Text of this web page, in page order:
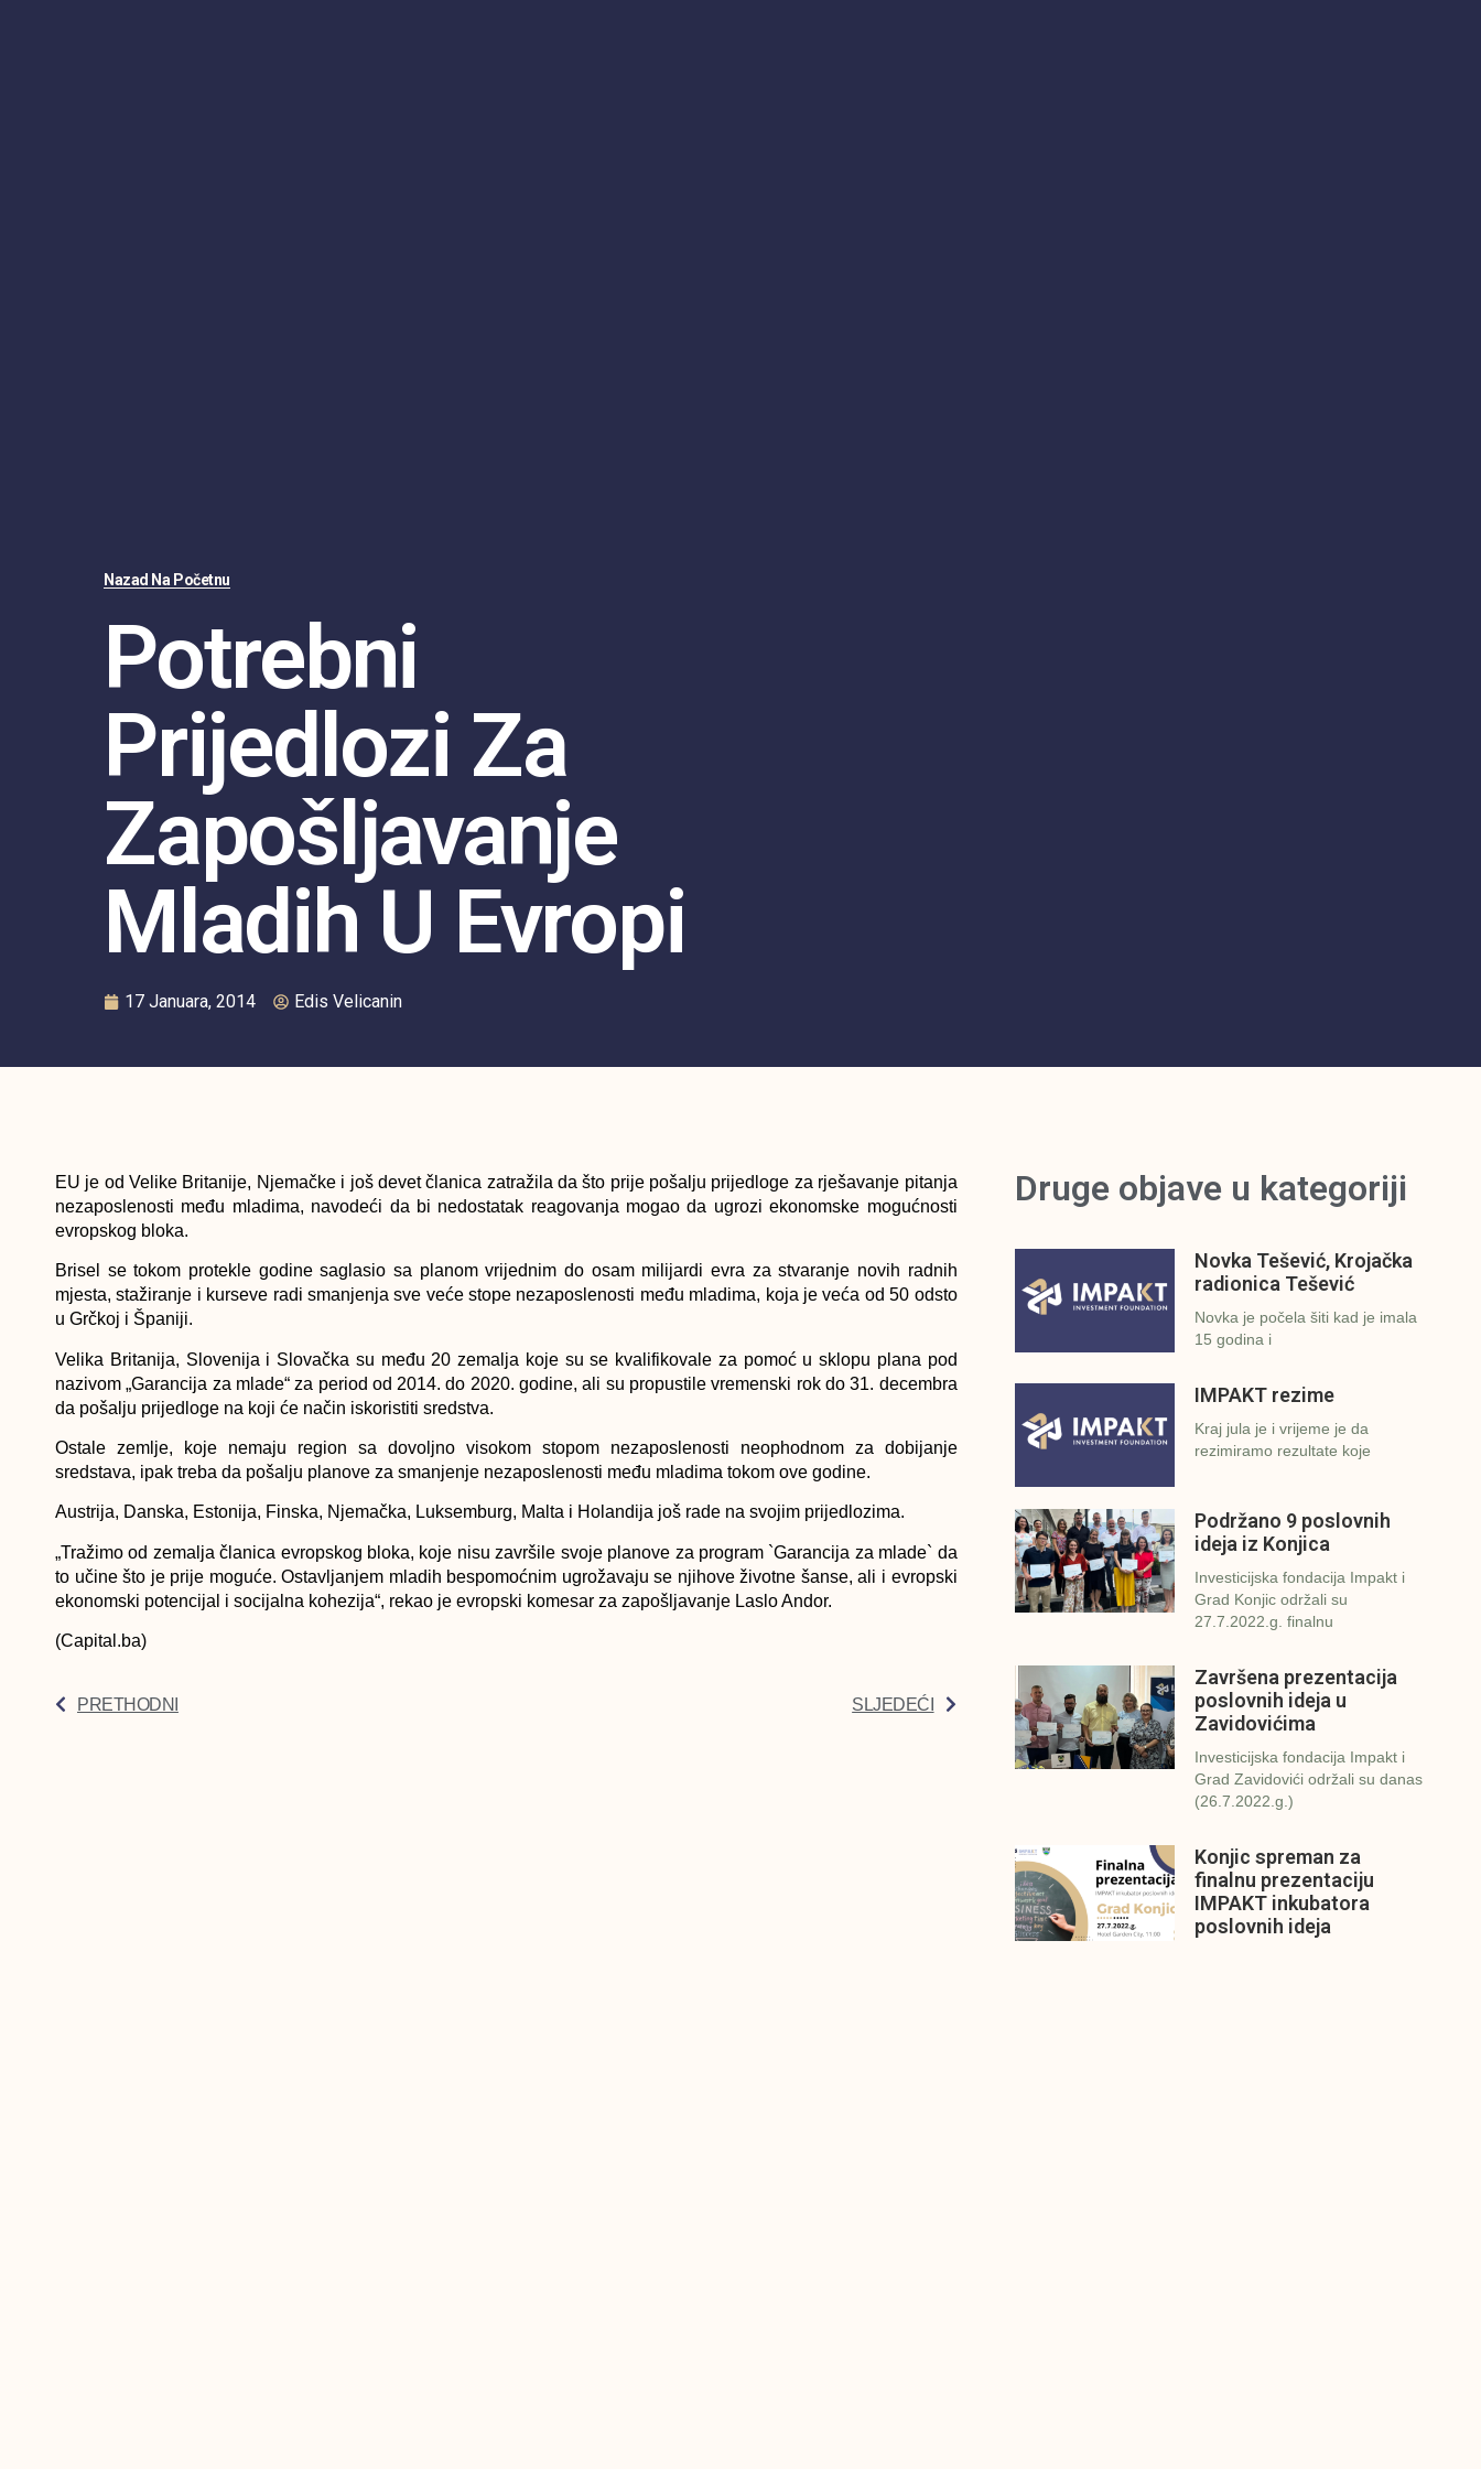
Nazad Na Početnu
Potrebni
Prijedlozi Za
Zapošlјavanje
Mladih U Evropi
17 Januara, 2014 Edis Velicanin
EU je od Velike Britanije, Nјemačke i još devet članica zatražila da što prije pošalјu prijedloge za rješavanje pitanja
nezaposlenosti među mladima, navodeći da bi nedostatak reagovanja mogao da ugrozi ekonomske mogućnosti
evropskog bloka.
Brisel se tokom protekle godine saglasio sa planom vrijednim do osam milijardi evra za stvaranje novih radnih
mjesta, stažiranje i kurseve radi smanjenja sve veće stope nezaposlenosti među mladima, koja je veća od 50 odsto
u Grčkoj i Španiji.
Velika Britanija, Slovenija i Slovačka su među 20 zemalјa koje su se kvalifikovale za pomoć u sklopu plana pod
nazivom „Garancija za mlade“ za period od 2014. do 2020. godine, ali su propustile vremenski rok do 31. decembra
da pošalјu prijedloge na koji će način iskoristiti sredstva.
Ostale zemlјe, koje nemaju region sa dovolјno visokom stopom nezaposlenosti neophodnom za dobijanje
sredstava, ipak treba da pošalјu planove za smanjenje nezaposlenosti među mladima tokom ove godine.
Austrija, Danska, Estonija, Finska, Nјemačka, Luksemburg, Malta i Holandija još rade na svojim prijedlozima.
„Tražimo od zemalјa članica evropskog bloka, koje nisu završile svoje planove za program `Garancija za mlade` da
to učine što je prije moguće. Ostavlјanjem mladih bespomoćnim ugrožavaju se njihove životne šanse, ali i evropski
ekonomski potencijal i socijalna kohezija“, rekao je evropski komesar za zapošlјavanje Laslo Andor.
(Capital.ba)
PRETHODNI SLJEDEĆI
Druge objave u kategoriji
Novka Tešević, Krojačka
radionica Tešević
Novka je počela šiti kad je imala
15 godina i
IMPAKT rezime
Kraj jula je i vrijeme je da
rezimiramo rezultate koje
Podržano 9 poslovnih
ideja iz Konjica
Investicijska fondacija Impakt i
Grad Konjic održali su
27.7.2022.g. finalnu
Završena prezentacija
poslovnih ideja u
Zavidovićima
Investicijska fondacija Impakt i
Grad Zavidovići održali su danas
(26.7.2022.g.)
Konjic spreman za
finalnu prezentaciju
IMPAKT inkubatora
poslovnih ideja